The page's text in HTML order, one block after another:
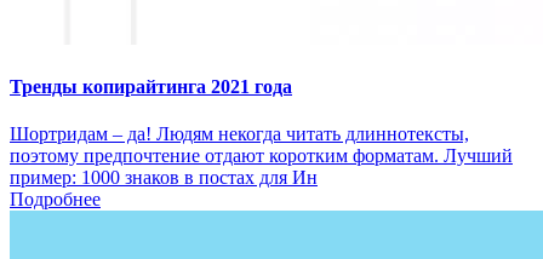
Тренды копирайтинга 2021 года
Шортридам – да! Людям некогда читать длиннотексты,
поэтому предпочтение отдают коротким форматам. Лучший
пример: 1000 знаков в постах для Ин
Подробнее